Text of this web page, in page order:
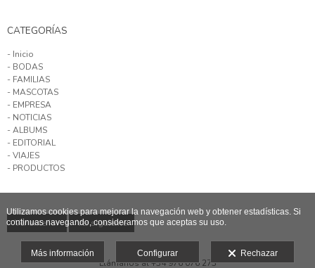
CATEGORÍAS
- Inicio
- BODAS
- FAMILIAS
- MASCOTAS
- EMPRESA
- NOTICIAS
- ALBUMS
- EDITORIAL
- VIAJES
- PRODUCTOS
Ver anterior Ver siguiente
Llámanos al +34 976 076 273
Utilizamos cookies para mejorar la navegación web y obtener estadísticas. Si
continuas navegando, consideramos que aceptas su uso.
Más información Configurar Rechazar